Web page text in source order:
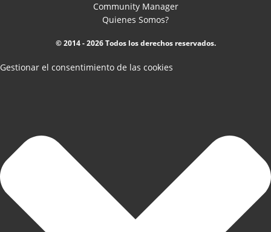
Community Manager
Quienes Somos?
© 2014 - 2026 Todos los derechos reservados.
Gestionar el consentimiento de las cookies